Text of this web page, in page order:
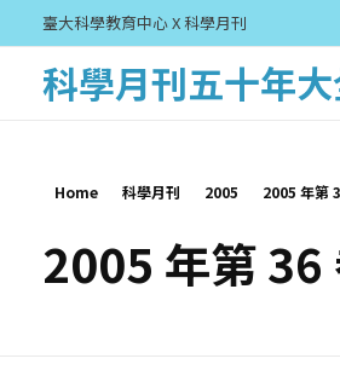
臺大科學教育中心 X 科學月刊
科學月刊五十年
Home 科學月刊 2005 2005 年第
2005 年第 36